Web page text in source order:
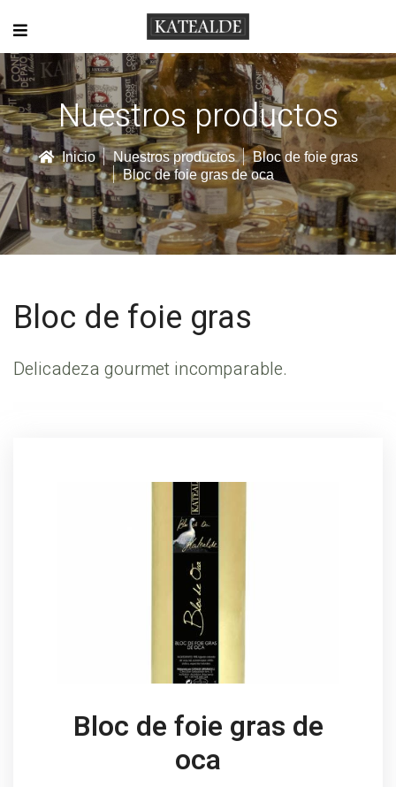
Nuestros productos
Inicio Nuestros productos
Bloc de foie gras
Bloc de foie gras de oca
Bloc de foie gras
Delicadeza gourmet incomparable.
Bloc de foie gras de
oca